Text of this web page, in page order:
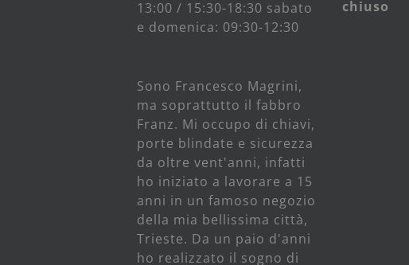
13:00 / 15:30-18:30 sabato
e domenica: 09:30-12:30
Sono Francesco Magrini,
ma soprattutto il fabbro
Franz. Mi occupo di chiavi,
porte blindate e sicurezza
da oltre vent'anni, infatti
ho iniziato a lavorare a 15
anni in un famoso negozio
della mia bellissima città,
Trieste. Da un paio d'anni
ho realizzato il sogno di
chiuso